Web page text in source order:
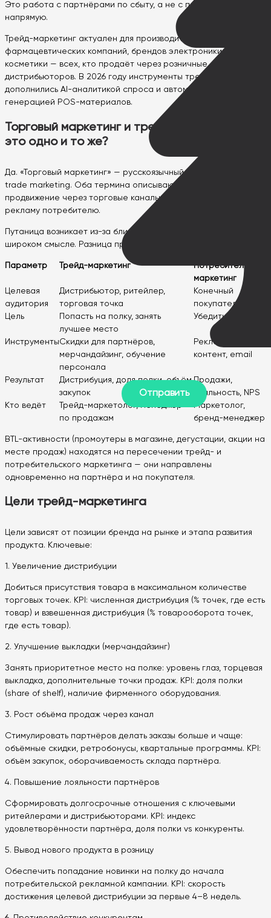
Это работа с партнёрами по сбыту, а не с потребителем
напрямую.
Трейд-маркетинг актуален для производителей FMCG,
фармацевтических компаний, брендов электроники, алкоголя,
косметики — всех, кто продаёт через розничные сети или
дистрибьюторов. В 2026 году инструменты трейд-маркетинга
дополнились AI-аналитикой спроса и автоматизированной
генерацией POS-материалов.
Торговый маркетинг и трейд-маркетинг —
это одно и то же?
Да. «Торговый маркетинг» — русскоязычный синоним термина
trade marketing. Оба термина описывают одно направление:
продвижение через торговые каналы, а не через прямую
рекламу потребителю.
Путаница возникает из-за близости с понятием «маркетинг» в
широком смысле. Разница принципиальная:
Параметр Трейд-маркетинг
Потребительский
маркетинг
Целевая
аудитория
Дистрибьютор, ритейлер,
торговая точка
Конечный
покупатель
Цель
Попасть на полку, занять
лучшее место
Убедить купить
ИнструментыСкидки для партнёров,
мерчандайзинг, обучение
персонала
Реклама, SMM,
контент, email
Результат
Дистрибуция, доля полки, объём
закупок
Продажи,
лояльность, NPS
Кто ведёт
Трейд-маркетолог, менеджер
по продажам
Маркетолог,
бренд-менеджер
BTL-активности (промоутеры в магазине, дегустации, акции на
месте продаж) находятся на пересечении трейд- и
потребительского маркетинга — они направлены
одновременно на партнёра и на покупателя.
Цели трейд-маркетинга
Цели зависят от позиции бренда на рынке и этапа развития
продукта. Ключевые:
1. Увеличение дистрибуции
Добиться присутствия товара в максимальном количестве
торговых точек. KPI: численная дистрибуция (% точек, где есть
товар) и взвешенная дистрибуция (% товарооборота точек,
где есть товар).
2. Улучшение выкладки (мерчандайзинг)
Занять приоритетное место на полке: уровень глаз, торцевая
выкладка, дополнительные точки продаж. KPI: доля полки
(share of shelf), наличие фирменного оборудования.
3. Рост объёма продаж через канал
Стимулировать партнёров делать заказы больше и чаще:
объёмные скидки, ретробонусы, квартальные программы. KPI:
объём закупок, оборачиваемость склада партнёра.
4. Повышение лояльности партнёров
Сформировать долгосрочные отношения с ключевыми
ритейлерами и дистрибьюторами. KPI: индекс
удовлетворённости партнёра, доля полки vs конкуренты.
5. Вывод нового продукта в розницу
Обеспечить попадание новинки на полку до начала
потребительской рекламной кампании. KPI: скорость
достижения целевой дистрибуции за первые 4–8 недель.